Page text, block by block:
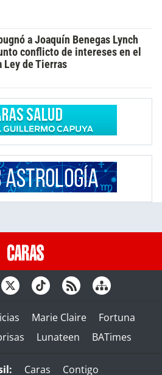
a Joaquín Benegas Lynch
conflicto de intereses en el
Ley de Tierras
Marie Claire
Fortuna
Lunateen BATimes
Caras Contigo